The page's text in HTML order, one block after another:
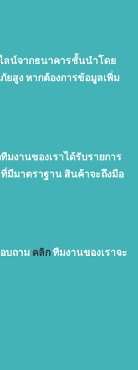
ลน์จากธนาคารชั้นนำโดย
ยสูง หากต้องการข้อมูลเพิ่ม
มงานของเราได้รับรายการ
มีมาตราฐาน สินค้าจะถึงมือ
บถาม คลิกทีมงานของเราจะ